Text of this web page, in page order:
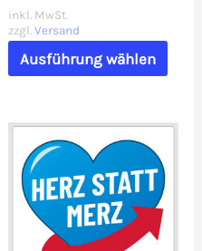
inkl. MwSt.
zzgl. Versand
Ausführung wählen